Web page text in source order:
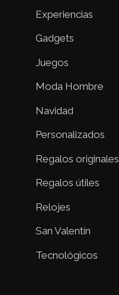
Experiencias
Gadgets
Juegos
Moda Hombre
Navidad
Personalizados
Regalos originales
Regalos útiles
Relojes
San Valentín
Tecnológicos